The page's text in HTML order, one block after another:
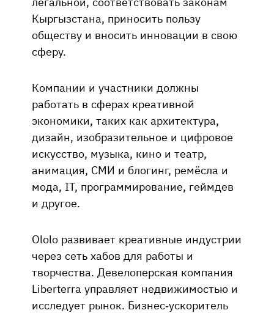
Кыргызстана, приносить пользу
обществу и вносить инновации в свою
сферу.
Компании и участники должны
работать в сферах креативной
экономики, таких как архитектура,
дизайн, изобразительное и цифровое
искусство, музыка, кино и театр,
анимация, СМИ и блогинг, ремёсла и
мода, IT, программирование, геймдев
и другое.
Ololo развивает креативные индустрии
через сеть хабов для работы и
творчества. Девелоперская компания
Liberterra управляет недвижимостью и
исследует рынок. Бизнес-ускоритель